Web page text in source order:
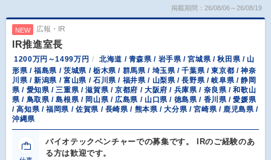
掲載期間：26/08/06～26/08/19
NEW 広報・IR
IR推進室長
1200万円～1499万円
北海道 / 青森県 / 岩手県 / 宮城県 / 秋田県 / 山
形県 / 福島県 / 茨城県 / 栃木県 / 群馬県 / 埼玉県 / 千葉県 / 東京都 / 神奈
川県 / 新潟県 / 富山県 / 石川県 / 福井県 / 山梨県 / 長野県 / 岐阜県 / 静岡
県 / 愛知県 / 三重県 / 滋賀県 / 京都府 / 大阪府 / 兵庫県 / 奈良県 / 和歌山
県 / 鳥取県 / 島根県 / 岡山県 / 広島県 / 山口県 / 徳島県 / 香川県 / 愛媛県
/ 高知県 / 福岡県 / 佐賀県 / 長崎県 / 熊本県 / 大分県 / 宮崎県 / 鹿児島県 /
沖縄県
バイオテックベンチャーでの募集です。 IRのご経験のあ
る方は歓迎です。